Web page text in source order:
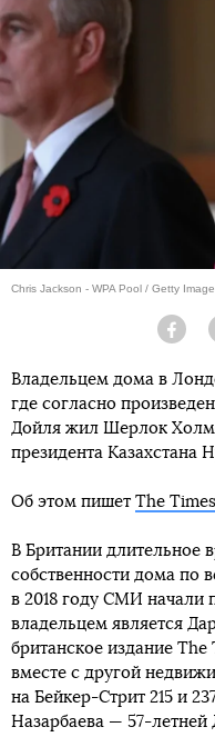
Chris Jackson - WPA Pool / Getty
Владельцем дома в
где согласно
Дойля жил Шерлок
президента Казахстана
Об этом пишет The Times
В Британии длительное
собственности дома по
в 2018 году СМИ начали
владельцем является
британское издание The
вместе с другой
на Бейкер-Стрит 215 и
Назарбаева — 57-